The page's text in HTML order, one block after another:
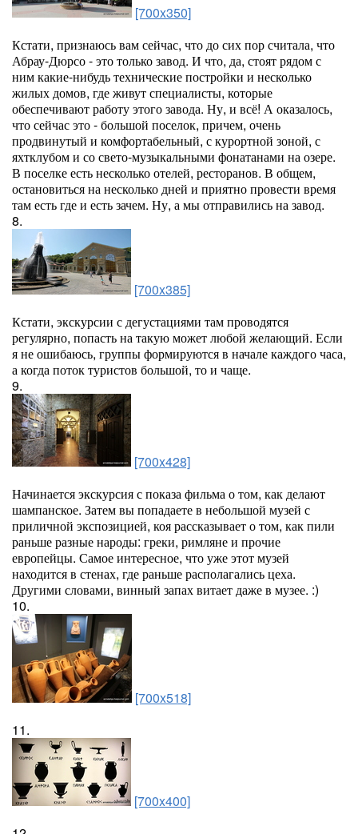
[700x350]
Кстати, признаюсь вам сейчас, что до сих пор считала, что
Абрау-Дюрсо - это только завод. И что, да, стоят рядом с
ним какие-нибудь технические постройки и несколько
жилых домов, где живут специалисты, которые
обеспечивают работу этого завода. Ну, и всё! А оказалось,
что сейчас это - большой поселок, причем, очень
продвинутый и комфортабельный, с курортной зоной, с
яхтклубом и со свето-музыкальными фонатанами на озере.
В поселке есть несколько отелей, ресторанов. В общем,
остановиться на несколько дней и приятно провести время
там есть где и есть зачем. Ну, а мы отправились на завод.
8.
[700x385]
Кстати, экскурсии с дегустациями там проводятся
регулярно, попасть на такую может любой желающий. Если
я не ошибаюсь, группы формируются в начале каждого часа,
а когда поток туристов большой, то и чаще.
9.
[700x428]
Начинается экскурсия с показа фильма о том, как делают
шампанское. Затем вы попадаете в небольшой музей с
приличной экспозицией, коя рассказывает о том, как пили
раньше разные народы: греки, римляне и прочие
европейцы. Самое интересное, что уже этот музей
находится в стенах, где раньше располагались цеха.
Другими словами, винный запах витает даже в музее. :)
10.
[700x518]
11.
[700x400]